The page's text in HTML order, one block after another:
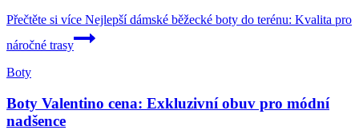
Přečtěte si více Nejlepší dámské běžecké boty do terénu: Kvalita pro
náročné trasy
Boty
Boty Valentino cena: Exkluzivní obuv pro módní
nadšence